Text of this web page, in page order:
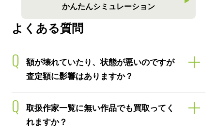
かんたんシミュレーション
よくある質問
Q
額が壊れていたり、状態が悪いのですが
査定額に影響はありますか？
Q
取扱作家一覧に無い作品でも買取ってく
れますか？